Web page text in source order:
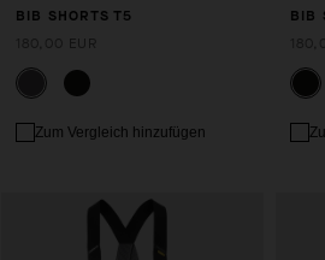
BIB SHORTS T5
Zum Vergleich hinzufügen
BIB